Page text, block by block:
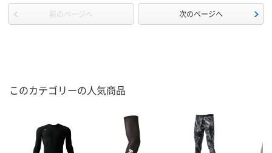
前のページへ 次のページへ
このカテゴリーの人気商品